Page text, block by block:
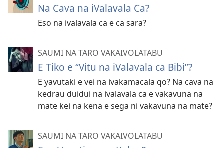
Na Cava na iValavala Ca?
Eso na ivalavala ca e ca sara?
SAUMI NA TARO VAKAIVOLATABU
E Tiko e “Vitu na iValavala ca Bibi”?
E yavutaki e vei na ivakamacala qo? Na cava na
kedrau duidui na ivalavala ca e vakavuna na
mate kei na kena e sega ni vakavuna na mate?
SAUMI NA TARO VAKAIVOLATABU